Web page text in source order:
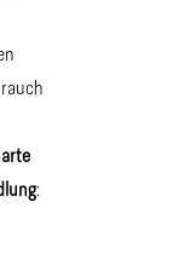
: